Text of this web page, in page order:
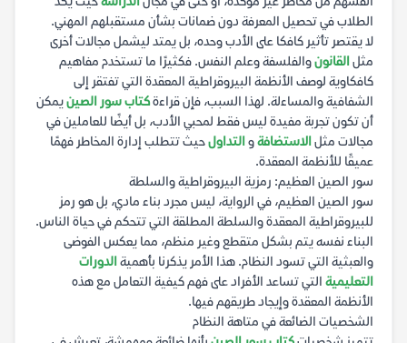
الطلاب في تحصيل المعرفة دون ضمانات بشأن مستقبلهم المهني.
لا يقتصر تأثير كافكا على الأدب وحده، بل يمتد ليشمل مجالات أخرى
مثلالقانونوالفلسفة وعلم النفس. فكثيرًا ما تستخدم مفاهيم
كافكاوية لوصف الأنظمة البيروقراطية المعقدة التي تفتقر إلى
الشفافية والمساءلة. لهذا السبب، فإن قراءةكتاب سور الصينيمكن
أن تكون تجربة مفيدة ليس فقط لمحبي الأدب، بل أيضًا للعاملين في
مجالات مثلالاستضافةوالتداولحيث تتطلب إدارة المخاطر فهمًا
عميقًا للأنظمة المعقدة.
سور الصين العظيم: رمزية البيروقراطية والسلطة
سور الصين العظيم، في الرواية، ليس مجرد بناء مادي، بل هو رمز
للبيروقراطية المعقدة والسلطة المطلقة التي تتحكم في حياة الناس.
البناء نفسه يتم بشكل متقطع وغير منظم، مما يعكس الفوضى
والعبثية التي تسود النظام. هذا الأمر يذكرنا بأهميةالدورات
التعليمية التي تساعد الأفراد على فهم كيفية التعامل مع هذه
الأنظمة المعقدة وإيجاد طريقهم فيها.
الشخصيات الضائعة في متاهة النظام